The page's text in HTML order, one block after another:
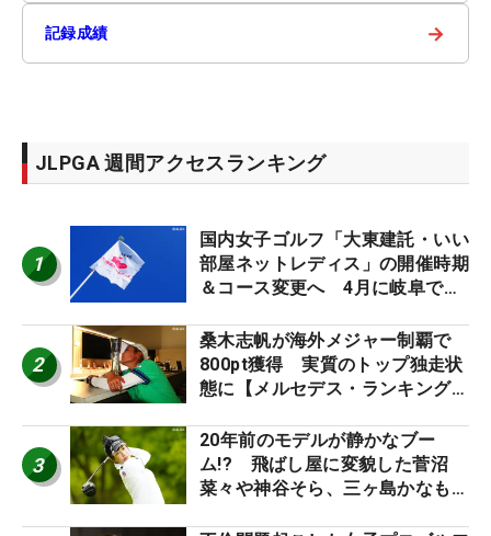
記録成績 →
JLPGA 週間アクセスランキング
1
国内女子ゴルフ「大東建託・いい
部屋ネットレディス」の開催時期
＆コース変更へ 4月に岐阜で開
2
桑木志帆が海外メジャー制覇で
800pt獲得 実質のトップ独走状
態に【メルセデス・ランキング番
3
20年前のモデルが静かなブー
ム!? 飛ばし屋に変貌した菅沼
菜々や神谷そら、三ヶ島かなも使